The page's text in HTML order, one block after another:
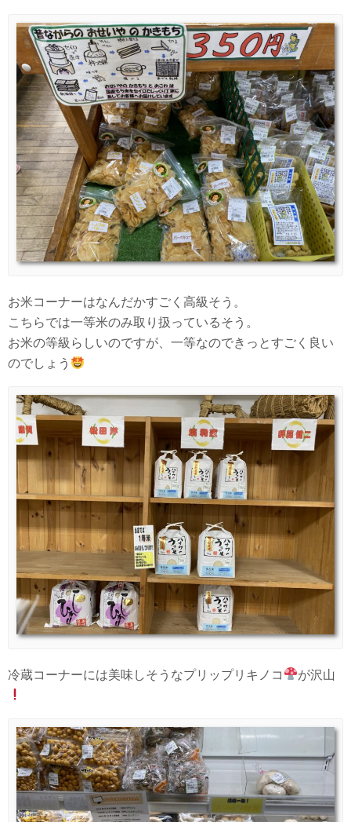
お米コーナーはなんだかすごく高級そう。
こちらでは一等米のみ取り扱っているそう。
お米の等級らしいのですが、一等なのできっとすごく良い
のでしょう
冷蔵コーナーには美味しそうなプリップリキノコ が沢山